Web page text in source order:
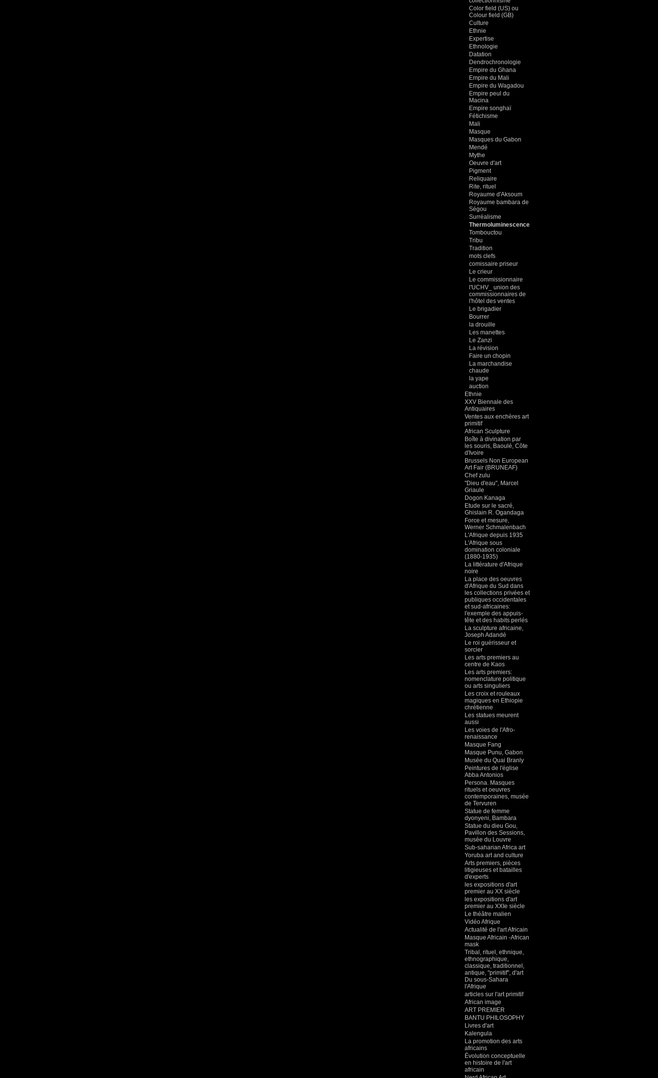
Color field (US) ou
Colour field (GB)
Culture
Ethnie
Expertise
Ethnologie
Datation
Dendrochronologie
Empire du Ghana
Empire du Mali
Empire du Wagadou
Empire peul du
Macina
Empire songhaï
Fétichisme
Mali
Masque
Masques du Gabon
Mendé
Mythe
Oeuvre d'art
Pigment
Reliquaire
Rite, rituel
Royaume d'Aksoum
Royaume bambara de
Ségou
Surréalisme
Thermoluminescence
Tombouctou
Tribu
Tradition
mots clefs
comissaire priseur
Le crieur
Le commissionnaire
l'UCHV_ union des
commissionnaires de
l'hôtel des ventes
Le brigadier
Bourrer
la drouille
Les manettes
Le Zanzi
La révision
Faire un chopin
La marchandise
chaude
la yape
auction
Ethnie
XXV Biennale des
Antiquaires
Ventes aux enchères art
primitif
African Sculpture
Boîte à divination par
les souris, Baoulé, Côte
d'Ivoire
Brussels Non European
Art Fair (BRUNEAF)
Chef zulu
"Dieu d'eau", Marcel
Griaule
Dogon Kanaga
Etude sur le sacré,
Ghislain R. Ogandaga
Force et mesure,
Werner Schmalenbach
L'Afrique depuis 1935
L'Afrique sous
domination coloniale
(1880-1935)
La littérature d'Afrique
noire
La place des oeuvres
d'Afrique du Sud dans
les collections privées et
publiques occidentales
et sud-africaines:
l'exemple des appuis-
tête et des habits perlés
La sculpture africaine,
Joseph Adandé
Le roi guérisseur et
sorcier
Les arts premiers au
centre de Kaos
Les arts premiers:
nomenclature politique
ou arts singuliers
Les croix et rouleaux
magiques en Ethiopie
chrétienne
Les statues meurent
aussi
Les voies de l'Afro-
renaissance
Masque Fang
Masque Punu, Gabon
Musée du Quai Branly
Peintures de l'église
Abba Antonios
Persona. Masques
rituels et oeuvres
contemporaines, musée
de Tervuren
Statue de femme
dyonyeni, Bambara
Statue du dieu Gou,
Pavillon des Sessions,
musée du Louvre
Sub-saharian Africa art
Yoruba art and culture
Arts premiers, pièces
litigieuses et batailles
d'experts
les expositions d'art
premier au XX siècle
les expositions d'art
premier au XXIe siècle
Le théâtre malien
Vidéo Afrique
Actualité de l'art Africain
Masque Africain -African
mask
Tribal, rituel, ethnique,
ethnographique,
classique, traditionnel,
antique, "primitif", d'art
Du sous-Sahara
l'Afrique
articles sur l'art primitif
African image
ART PREMIER
BANTU PHILOSOPHY
Livres d'art
Kalengula
La promotion des arts
africains
Évolution conceptuelle
en histoire de l'art
africain